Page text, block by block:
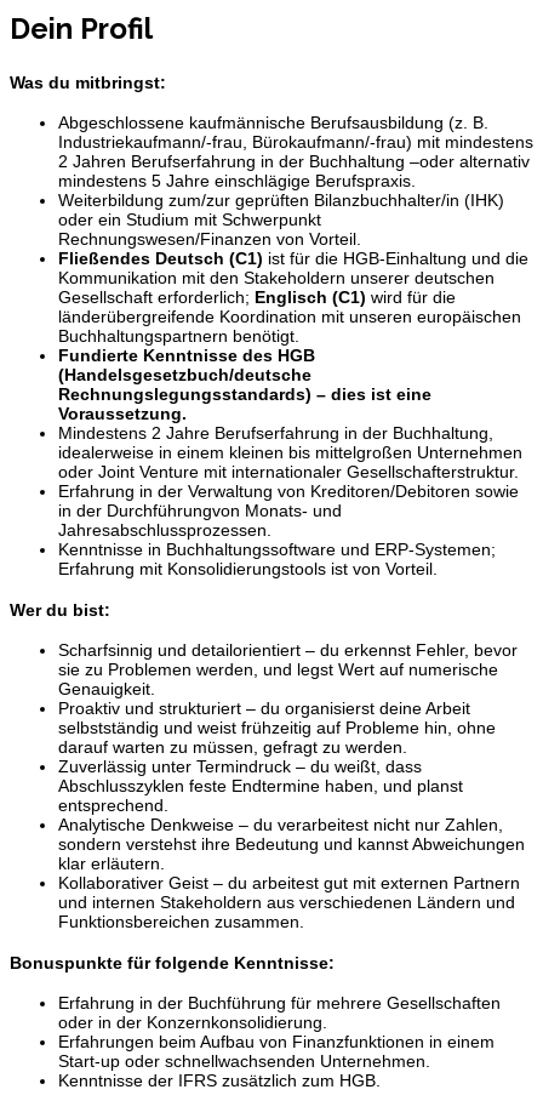
Dein Profil
Was du mitbringst:
Abgeschlossene kaufmännische Berufsausbildung (z. B.
Industriekaufmann/-frau, Bürokaufmann/-frau) mit mindestens
2 Jahren Berufserfahrung in der Buchhaltung –oder alternativ
mindestens 5 Jahre einschlägige Berufspraxis.
Weiterbildung zum/zur geprüften Bilanzbuchhalter/in (IHK)
oder ein Studium mit Schwerpunkt
Rechnungswesen/Finanzen von Vorteil.
Fließendes Deutsch (C1) ist für die HGB-Einhaltung und die
Kommunikation mit den Stakeholdern unserer deutschen
Gesellschaft erforderlich; Englisch (C1) wird für die
länderübergreifende Koordination mit unseren europäischen
Buchhaltungspartnern benötigt.
Fundierte Kenntnisse des HGB
(Handelsgesetzbuch/deutsche
Rechnungslegungsstandards) – dies ist eine
Voraussetzung.
Mindestens 2 Jahre Berufserfahrung in der Buchhaltung,
idealerweise in einem kleinen bis mittelgroßen Unternehmen
oder Joint Venture mit internationaler Gesellschafterstruktur.
Erfahrung in der Verwaltung von Kreditoren/Debitoren sowie
in der Durchführungvon Monats- und
Jahresabschlussprozessen.
Kenntnisse in Buchhaltungssoftware und ERP-Systemen;
Erfahrung mit Konsolidierungstools ist von Vorteil.
Wer du bist:
Scharfsinnig und detailorientiert – du erkennst Fehler, bevor
sie zu Problemen werden, und legst Wert auf numerische
Genauigkeit.
Proaktiv und strukturiert – du organisierst deine Arbeit
selbstständig und weist frühzeitig auf Probleme hin, ohne
darauf warten zu müssen, gefragt zu werden.
Zuverlässig unter Termindruck – du weißt, dass
Abschlusszyklen feste Endtermine haben, und planst
entsprechend.
Analytische Denkweise – du verarbeitest nicht nur Zahlen,
sondern verstehst ihre Bedeutung und kannst Abweichungen
klar erläutern.
Kollaborativer Geist – du arbeitest gut mit externen Partnern
und internen Stakeholdern aus verschiedenen Ländern und
Funktionsbereichen zusammen.
Bonuspunkte für folgende Kenntnisse:
Erfahrung in der Buchführung für mehrere Gesellschaften
oder in der Konzernkonsolidierung.
Erfahrungen beim Aufbau von Finanzfunktionen in einem
Start-up oder schnellwachsenden Unternehmen.
Kenntnisse der IFRS zusätzlich zum HGB.